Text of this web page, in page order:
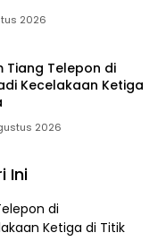
2026
Tiang Telepon di
Kecelakaan Ketiga
2026
Ini
di
Ketiga di Titik